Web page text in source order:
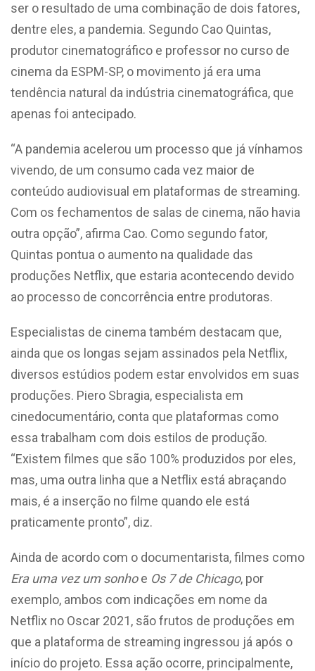
ser o resultado de uma combinação de dois fatores,
dentre eles, a pandemia. Segundo Cao Quintas,
produtor cinematográfico e professor no curso de
cinema da ESPM-SP, o movimento já era uma
tendência natural da indústria cinematográfica, que
apenas foi antecipado.
“A pandemia acelerou um processo que já vínhamos
vivendo, de um consumo cada vez maior de
conteúdo audiovisual em plataformas de streaming.
Com os fechamentos de salas de cinema, não havia
outra opção”, afirma Cao. Como segundo fator,
Quintas pontua o aumento na qualidade das
produções Netflix, que estaria acontecendo devido
ao processo de concorrência entre produtoras.
Especialistas de cinema também destacam que,
ainda que os longas sejam assinados pela Netflix,
diversos estúdios podem estar envolvidos em suas
produções. Piero Sbragia, especialista em
cinedocumentário, conta que plataformas como
essa trabalham com dois estilos de produção.
“Existem filmes que são 100% produzidos por eles,
mas, uma outra linha que a Netflix está abraçando
mais, é a inserção no filme quando ele está
praticamente pronto”, diz.
Ainda de acordo com o documentarista, filmes como
Era uma vez um sonhoe Os 7 de Chicago, por
exemplo, ambos com indicações em nome da
Netflix no Oscar 2021, são frutos de produções em
que a plataforma de streaming ingressou já após o
início do projeto. Essa ação ocorre, principalmente,